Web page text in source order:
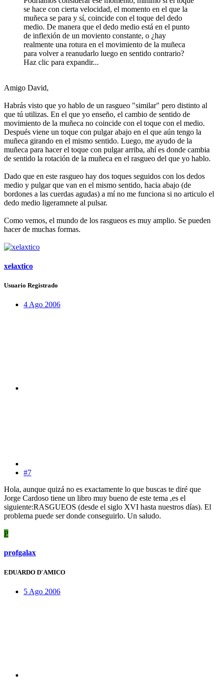
se hace con cierta velocidad, el momento en el que la
muñeca se para y sí, coincide con el toque del dedo
medio. De manera que el dedo medio está en el punto
de inflexión de un moviento constante, o ¿hay
realmente una rotura en el movimiento de la muñeca
para volver a reanudarlo luego en sentido contrario?
Haz clic para expandir...
Amigo David,
Habrás visto que yo hablo de un rasgueo "similar" pero distinto al
que tú utilizas. En el que yo enseño, el cambio de sentido de
movimiento de la muñeca no coincide con el toque con el medio.
Después viene un toque con pulgar abajo en el que aún tengo la
muñeca girando en el mismo sentido. Luego, me ayudo de la
muñeca para hacer el toque con pulgar arriba, ahí es donde cambia
de sentido la rotación de la muñeca en el rasgueo del que yo hablo.
Dado que en este rasgueo hay dos toques seguidos con los dedos
medio y pulgar que van en el mismo sentido, hacia abajo (de
bordones a las cuerdas agudas) a mí no me funciona si no articulo el
dedo medio ligeramnete al pulsar.
Como vemos, el mundo de los rasgueos es muy amplio. Se pueden
hacer de muchas formas.
xelaxtico
Usuario Registrado
4 Ago 2006
#7
Hola, aunque quizá no es exactamente lo que buscas te diré que
Jorge Cardoso tiene un libro muy bueno de este tema ,es el
siguiente:RASGUEOS (desde el siglo XVI hasta nuestros días). El
problema puede ser donde conseguirlo. Un saludo.
P
profgalax
EDUARDO D'AMICO
5 Ago 2006